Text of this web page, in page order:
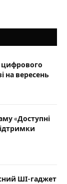
цифрового
на вересень
«Доступні
ШІ-гаджет